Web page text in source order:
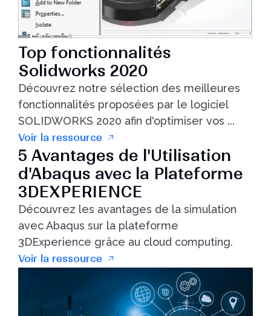
Top fonctionnalités
Solidworks 2020
Découvrez notre sélection des meilleures
fonctionnalités proposées par le logiciel
SOLIDWORKS 2020 afin d'optimiser vos ...
Voir la ressource
5 Avantages de l'Utilisation
d'Abaqus avec la Plateforme
3DEXPERIENCE
Découvrez les avantages de la simulation
avec Abaqus sur la plateforme
3DExperience grâce au cloud computing.
Voir la ressource